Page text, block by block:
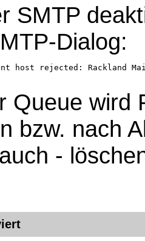
SMTP
Dialog:
host rejected: Rackland
Queue wird
bzw. nach
-